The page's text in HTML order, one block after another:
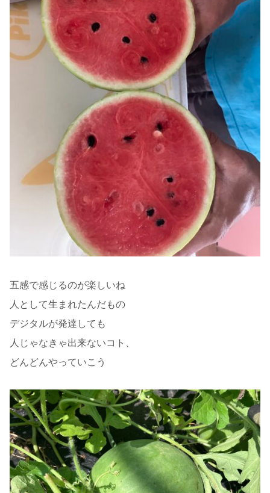
五感で感じるのが楽しいね
人として生まれたんだもの
デジタルが発達しても
人じゃなきゃ出来ないコト、
どんどんやっていこう